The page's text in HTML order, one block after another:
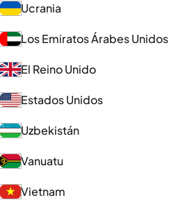
Ucrania
Los Emiratos Árabes Unidos
El Reino Unido
Estados Unidos
Uzbekistán
Vanuatu
Vietnam